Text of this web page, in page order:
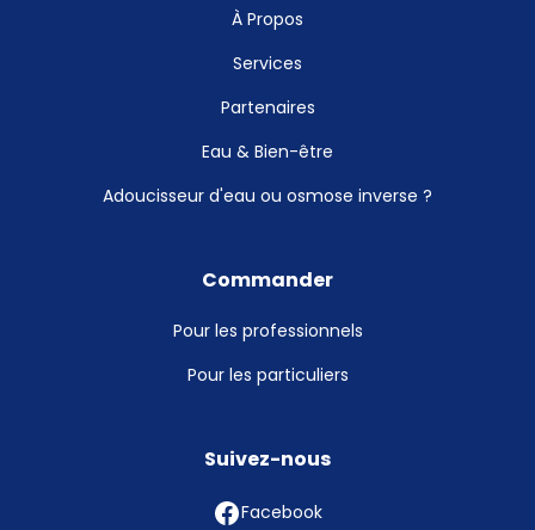
À Propos
Services
Partenaires
Eau & Bien-être
Adoucisseur d'eau ou osmose inverse ?
Commander
Pour les professionnels
Pour les particuliers
Suivez-nous
Facebook